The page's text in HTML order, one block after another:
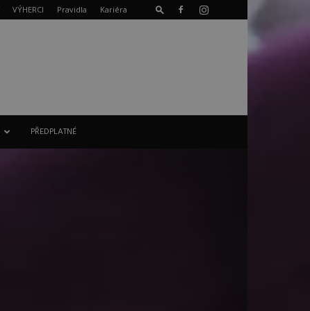
VÝHERCI Pravidla Kariéra
PŘEDPLATNÉ